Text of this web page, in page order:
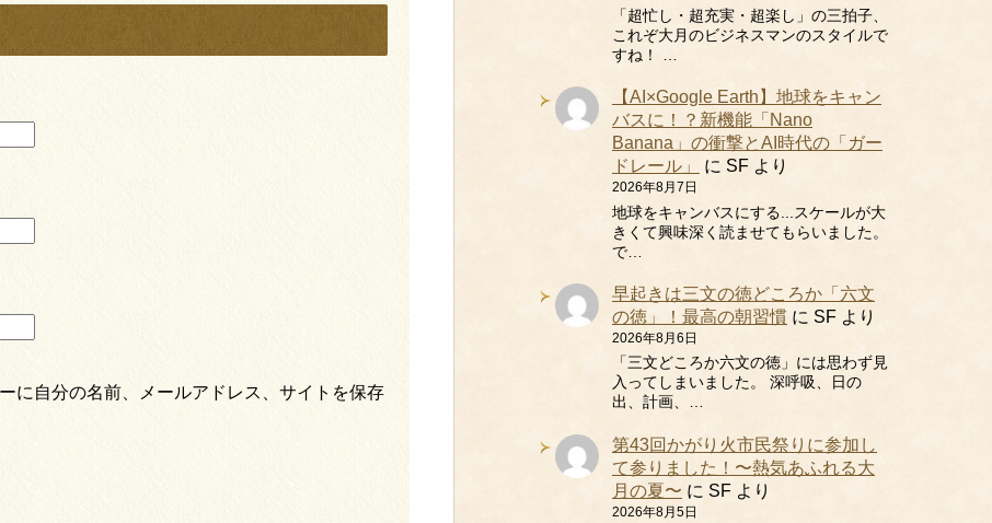
に自分の名前、メールアドレス、サイトを保存
「超忙し・超充実・超楽し」の三拍子、
これぞ大月のビジネスマンのスタイルで
すね！ …
【AI×Google Earth】地球をキャン
バスに！？新機能「Nano
Banana」の衝撃とAI時代の「ガー
ドレール」
に SF より
2026年8月7日
地球をキャンバスにする...スケールが大
きくて興味深く読ませてもらいました。
で…
早起きは三文の徳どころか「六文
の徳」！最高の朝習慣 に SF より
2026年8月6日
「三文どころか六文の徳」には思わず見
入ってしまいました。 深呼吸、日の
出、計画、…
第43回かがり火市民祭りに参加し
て参りました！〜熱気あふれる大
月の夏〜 に SF より
2026年8月5日